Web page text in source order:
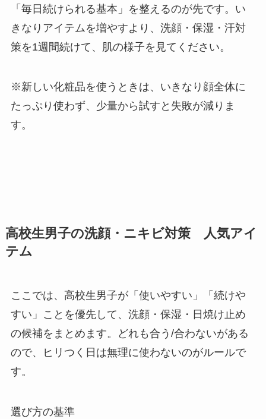
「毎日続けられる基本」を整えるのが先です。い
きなりアイテムを増やすより、洗顔・保湿・汗対
策を1週間続けて、肌の様子を見てください。
※新しい化粧品を使うときは、いきなり顔全体に
たっぷり使わず、少量から試すと失敗が減りま
す。
高校生男子の洗顔・ニキビ対策 人気アイ
テム
ここでは、高校生男子が「使いやすい」「続けや
すい」ことを優先して、洗顔・保湿・日焼け止め
の候補をまとめます。どれも合う/合わないがある
ので、ヒリつく日は無理に使わないのがルールで
す。
選び方の基準